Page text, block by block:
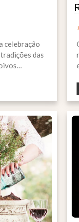
celebração
das